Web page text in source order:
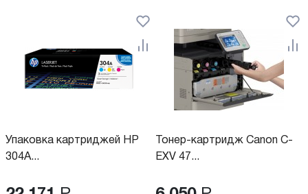
Упаковка картриджей HP
304A...
Тонер-картридж Canon C-
EXV 47...